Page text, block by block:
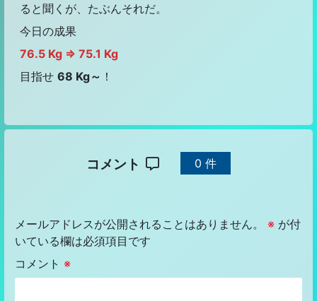
ると聞くが、たぶんそれだ。
今日の成果
76.5 Kg ⇒ 75.1 Kg
目指せ 68 Kg～ ！
コメント 0 件
メールアドレスが公開されることはありません。 ※ が付
いている欄は必須項目です
コメント ※